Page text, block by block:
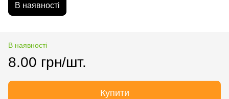
В наявності
В наявності
8.00 грн/шт.
Купити